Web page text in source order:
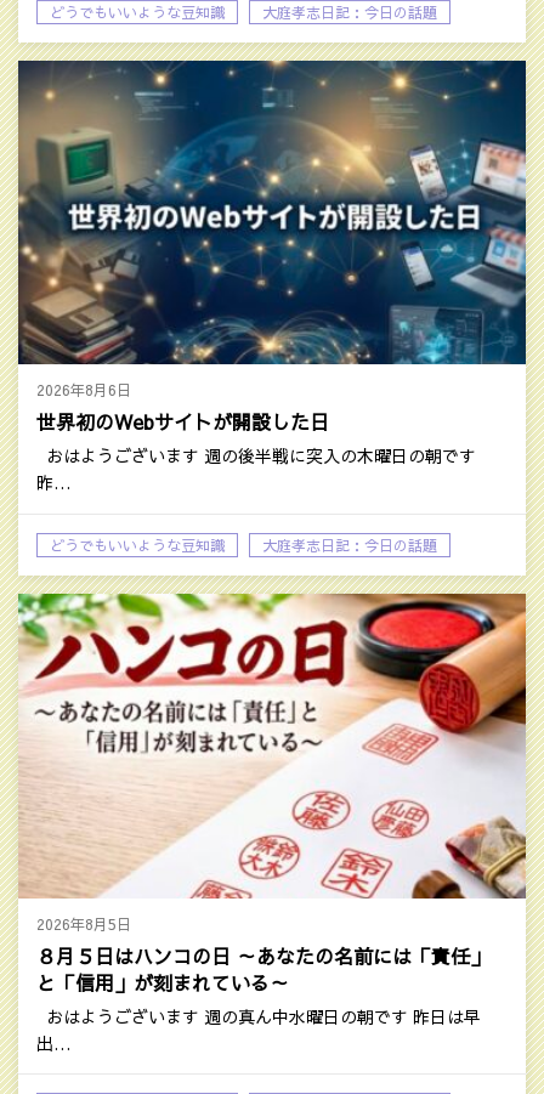
どうでもいいような豆知識 大庭孝志日記：今日の話題
2026年8月6日
世界初のWebサイトが開設した日
おはようございます 週の後半戦に突入の木曜日の朝です
昨…
どうでもいいような豆知識 大庭孝志日記：今日の話題
2026年8月5日
８月５日はハンコの日 ～あなたの名前には「責任」
と「信用」が刻まれている～
おはようございます 週の真ん中水曜日の朝です 昨日は早
出…